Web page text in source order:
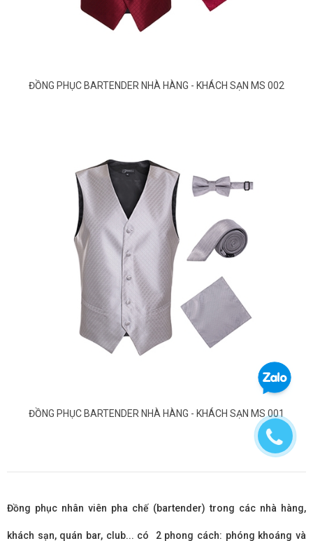
ĐỒNG PHỤC BARTENDER NHÀ HÀNG - KHÁCH SẠN MS 002
ĐỒNG PHỤC BARTENDER NHÀ HÀNG - KHÁCH SẠN MS 001
Đồng phục nhân viên pha chế (bartender) trong các nhà hàng,
khách sạn, quán bar, club... có 2 phong cách: phóng khoáng và